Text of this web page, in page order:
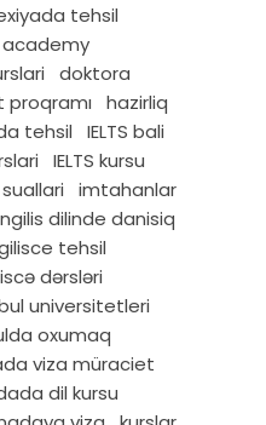
tehsil
doktora
proqramı
hazirliq
tehsil
IELTS bali
IELTS kursu
suallari
imtahanlar
dilinde danisiq
tehsil
dərsləri
universitetleri
oxumaq
viza müraciet
dil kursu